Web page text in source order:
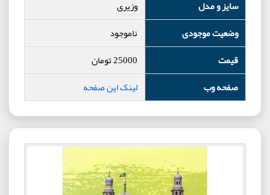
سایز و مدل
وزیری
وضعیت موجودی
ناموجود
قیمت
25000تومان
صفحه وب
لینک این صفحه